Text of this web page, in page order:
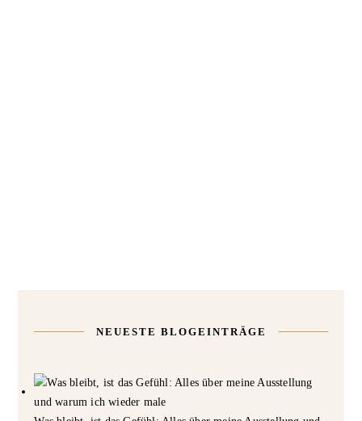
NEUESTE BLOGEINTRÄGE